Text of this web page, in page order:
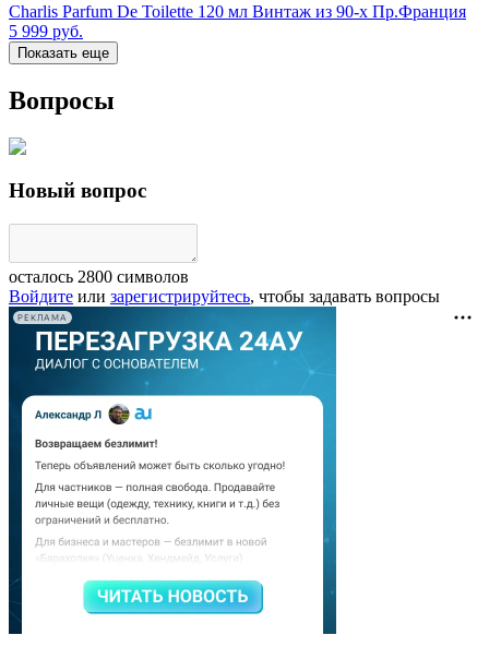
Charlis Parfum De Toilette 120 мл Винтаж из 90-х Пр.Франция
5 999 руб.
Показать еще
Вопросы
Новый вопрос
осталось 2800 символов
Войдите или зарегистрируйтесь, чтобы задавать вопросы
РЕКЛАМА